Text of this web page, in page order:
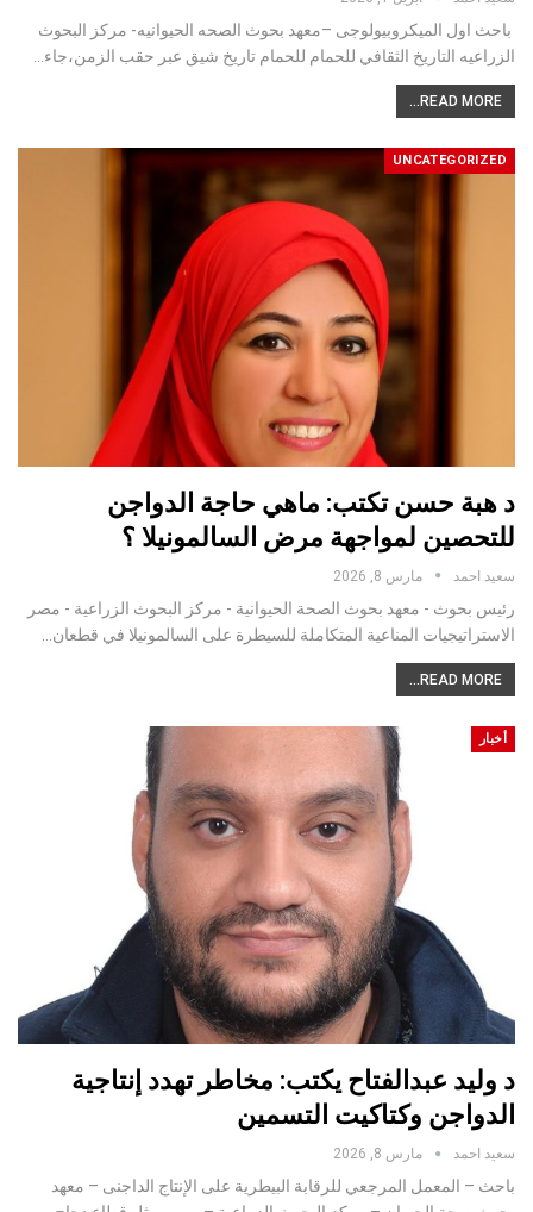
باحث اول الميكروبيولوجى –معهد بحوث الصحه الحيوانيه- مركز البحوث
الزراعيه التاريخ الثقافي للحمام للحمام تاريخ شيق عبر حقب الزمن،جاء…
READ MORE...
UNCATEGORIZED
د هبة حسن تكتب: ماهي حاجة الدواجن
للتحصين لمواجهة مرض السالمونيلا ؟
سعيد احمد مارس 8, 2026
رئيس بحوث - معهد بحوث الصحة الحيوانية - مركز البحوث الزراعية - مصر
الاستراتيجيات المناعية المتكاملة للسيطرة على السالمونيلا في قطعان…
READ MORE...
أخبار
د وليد عبدالفتاح يكتب: مخاطر تهدد إنتاجية
الدواجن وكتاكيت التسمين
سعيد احمد مارس 8, 2026
باحث – المعمل المرجعي للرقابة البيطرية على الإنتاج الداجنى – معهد